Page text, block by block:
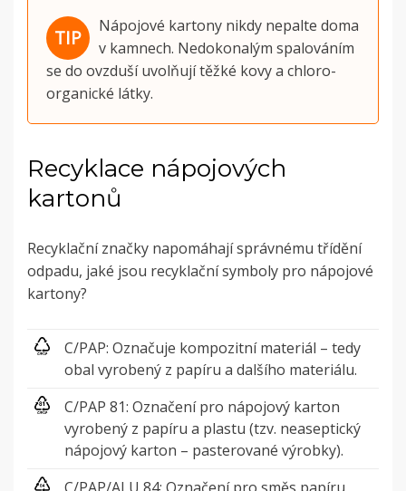
Nápojové kartony nikdy nepalte doma
v kamnech. Nedokonalým spalováním
se do ovzduší uvolňují těžké kovy a chloro-
organické látky.
Recyklace nápojových
kartonů
Recyklační značky napomáhají správnému třídění
odpadu, jaké jsou recyklační symboly pro nápojové
kartony?
C/PAP: Označuje kompozitní materiál – tedy
obal vyrobený z papíru a dalšího materiálu.
C/PAP 81: Označení pro nápojový karton
vyrobený z papíru a plastu (tzv. neaseptický
nápojový karton – pasterované výrobky).